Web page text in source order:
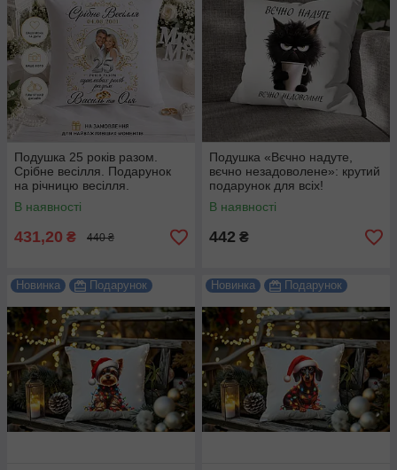
Подушка 25 років разом.
Срібне весілля. Подарунок
на річницю весілля.
В наявності
431,20 ₴ 440 ₴
Подушка «Вєчно надуте,
вєчно незадоволене»: крутий
подарунок для всіх!
В наявності
442 ₴
Новинка Подарунок Новинка Подарунок